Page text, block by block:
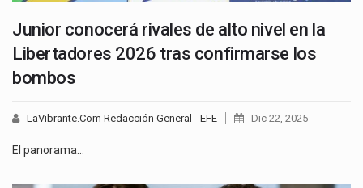
Junior conocerá rivales de alto nivel en la
Libertadores 2026 tras confirmarse los
bombos
LaVibrante.Com Redacción General - EFE Dic 22, 2025
El panorama…